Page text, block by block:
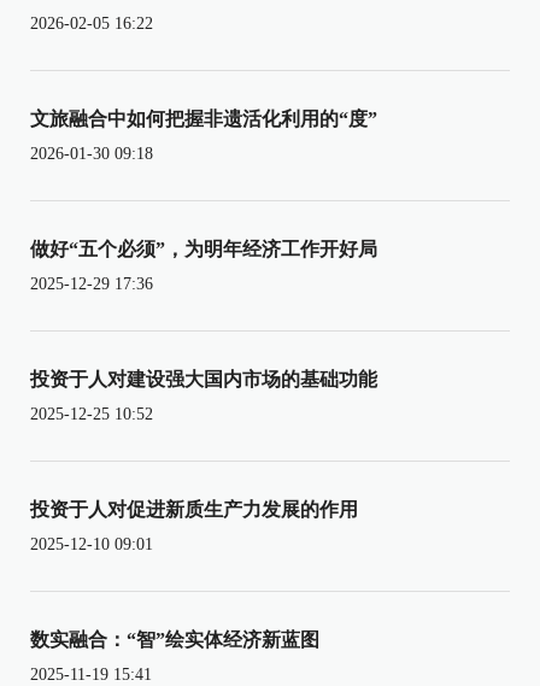
2026-02-05 16:22
文旅融合中如何把握非遗活化利用的“度”
2026-01-30 09:18
做好“五个必须”，为明年经济工作开好局
2025-12-29 17:36
投资于人对建设强大国内市场的基础功能
2025-12-25 10:52
投资于人对促进新质生产力发展的作用
2025-12-10 09:01
数实融合：“智”绘实体经济新蓝图
2025-11-19 15:41